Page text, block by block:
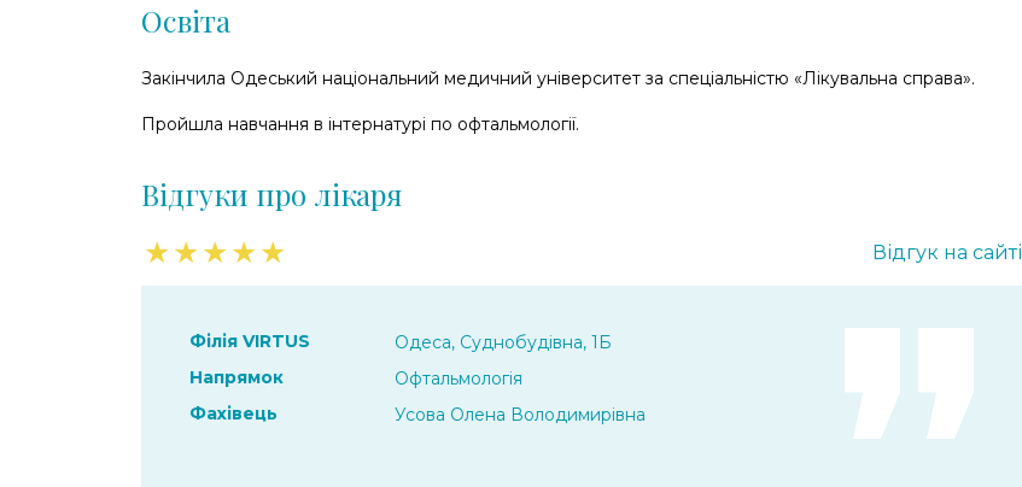
Освіта
Закінчила Одеський національний медичний університет за спеціальністю «Лікувальна справа».
Пройшла навчання в інтернатурі по офтальмології.
Відгуки про лікаря
★★★★★ Відгук на сайті
Філія VIRTUS
Одеса, Суднобудівна, 1Б
Напрямок
Офтальмологія
Фахівець
Усова Олена Володимирівна